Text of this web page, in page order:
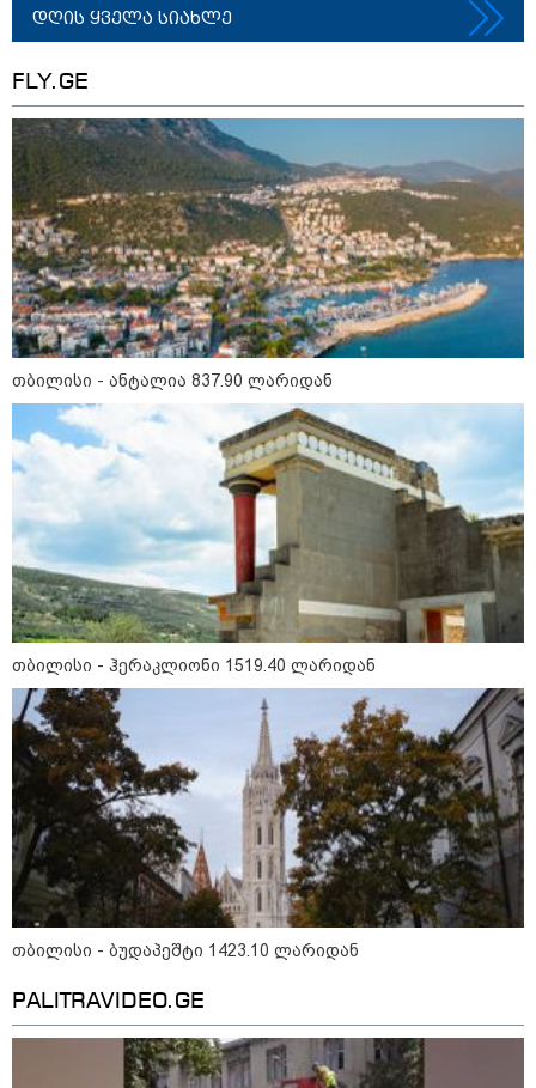
"საჩუქარი" და ჩაშლილი
70 წელზე მეტი ხნის შემდეგ
პირველად, ყაზახეთში ვეფხვი
ველურ ბუნებაში გაუშვეს -
ქვეყნდება კადრები
14:09 / 06-08-2026
დამტკიცდა საგზაო
უსაფრთხოების ეროვნული
სტრატეგია, რომელიც საგზაო
შემთხვევების შედეგად
დაშავებულთა და დაღუპულთა
რაოდენობის 25%-ით
შემცირებას ითვალისწინებს -
რას მოიცავს ის?
თბილისი - ანტალია 837.90
ლარიდან
თბილისი - ჰერაკლიონი 1519.40
ლარიდან
თბილისი - ბუდაპეშტი 1423.10
ლარიდან
თბილისი - რომი 753.70 ლარიდან
დღის ყველა სიახლე
FLY.GE
თბილისი - ანტალია 837.90 ლარიდან
თბილისი - ჰერაკლიონი 1519.40 ლარიდან
თბილისი - ბუდაპეშტი 1423.10 ლარიდან
PALITRAVIDEO.GE